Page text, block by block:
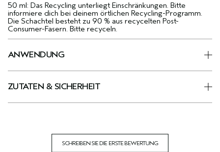
50 ml: Das Recycling unterliegt Einschränkungen. Bitte
informiere dich bei deinem örtlichen Recycling-Programm.
Die Schachtel besteht zu 90 % aus recycelten Post-
Consumer-Fasern. Bitte recyceln.
ANWENDUNG
ZUTATEN & SICHERHEIT
SCHREIBEN SIE DIE ERSTE BEWERTUNG